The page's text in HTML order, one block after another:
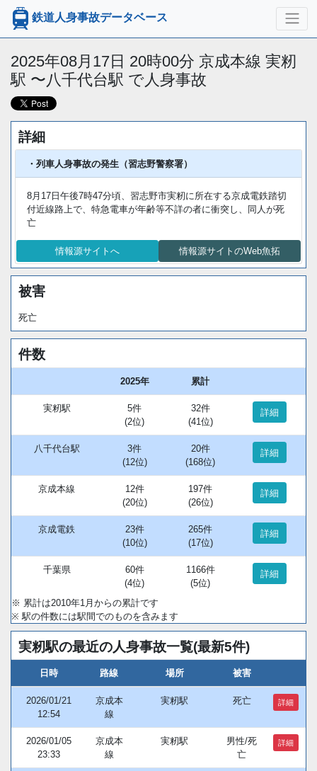
鉄道人身事故データベース
2025年08月17日 20時00分 京成本線 実籾
駅 〜八千代台駅 で人身事故
詳細
・列車人身事故の発生（習志野警察署）
8月17日午後7時47分頃、習志野市実籾に所在する京成電鉄踏切
付近線路上で、特急電車が年齢等不詳の者に衝突し、同人が死
亡
情報源サイトへ 情報源サイトのWeb魚拓
被害
死亡
件数
2025年 累計
実籾駅
5件
(2位)
32件
(41位)
詳細
八千代台駅
3件
(12位)
20件
(168位)
詳細
京成本線
12件
(20位)
197件
(26位)
詳細
京成電鉄
23件
(10位)
265件
(17位)
詳細
千葉県
60件
(4位)
1166件
(5位)
詳細
※ 累計は2010年1月からの累計です
※ 駅の件数には駅間でのものを含みます
実籾駅の最近の人身事故一覧(最新5件)
日時 路線 場所 被害
2026/01/21
12:54
京成本
線
実籾駅 死亡 詳細
2026/01/05
23:33
京成本
線
実籾駅
男性/死
亡
詳細